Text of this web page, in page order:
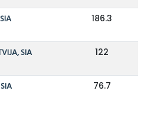
186.3
SIA 122
76.7